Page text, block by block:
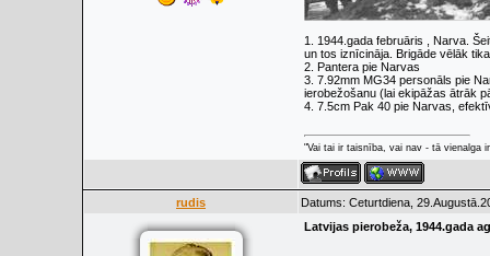
1. 1944.gada februāris , Narva.
un tos iznīcināja. Brigāde vēlāk
2. Pantera pie Narvas
3. 7.92mm MG34 personāls pie
ierobežošanu (lai ekipāžas ātrāk
4. 7.5cm Pak 40 pie Narvas,
"Vai tai ir taisnība, vai nav - tā vienalga
rudis Datums: Ceturtdiena,
Latvijas pierobeža, 1944.gada